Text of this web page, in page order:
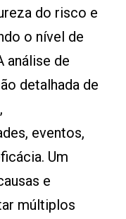
do risco e
o nível de
análise de
detalhada de
eventos,
Um
e
múltiplos